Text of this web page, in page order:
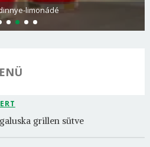
limonádé
grillen sütve